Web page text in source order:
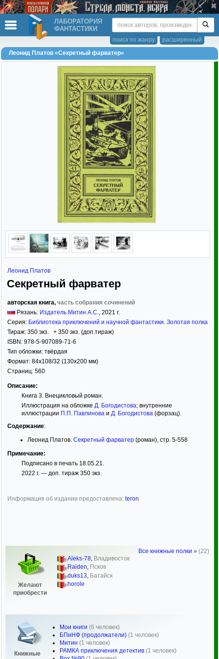
ЛАБОРАТОРИЯ
ФАНТАСТИКИ
расширенный
поиск по жанру
Леонид Платов «Секретный фарватер»
Леонид Платов
Секретный фарватер
авторская книга, часть собрания сочинений
Рязань: Издатель Митин А.С., 2021 г.
Серия: Библиотека приключений и научной фантастики. Золотая полка
Тираж: 350 экз. + 350 экз. (доп.тираж)
ISBN: 978-5-907089-71-6
Тип обложки: твёрдая
Формат: 84x108/32 (130x200 мм)
Страниц: 560
Описание:
Книга 3. Внецикловый роман.
Иллюстрация на обложке Д. Богодистова; внутренние
иллюстрации П.П. Павлиноваи Д. Богодистова(форзац).
Содержание:
Леонид Платов. Секретный фарватер (роман), стр. 5-558
Примечание:
Подписано в печать 18.05.21.
2022 г. — доп. тираж 350 экз.
Информация об издании предоставлена: teron
Желают
приобрести
Aleks-78, Владивосток
Raiden, Псков
duks13 Батайск
horole
Книжные
Мои книги (6 человек)
БПиНФ (продолжатели) (1 человек)
Митин (1 человек)
РАМКА приключения детектив (1 человек)
Все книжные полки » (22)